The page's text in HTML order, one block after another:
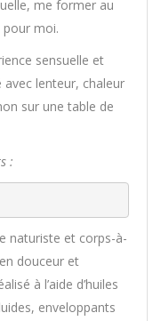
me former au
moi.
sensuelle et
lenteur, chaleur
sur une table de
:
naturiste et corps-à-
douceur et
à l’aide d’huiles
enveloppants